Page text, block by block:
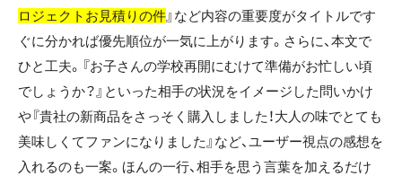
ロジェクトお見積りの件』など内容の重要度がタイトルです
ぐに分かれば優先順位が一気に上がります。さらに、本文で
ひと工夫。『お子さんの学校再開にむけて準備がお忙しい頃
でしょうか？』といった相手の状況をイメージした問いかけ
や『貴社の新商品をさっそく購入しました！大人の味でとても
美味しくてファンになりました』など、ユーザー視点の感想を
入れるのも一案。ほんの一行、相手を思う言葉を加えるだけ